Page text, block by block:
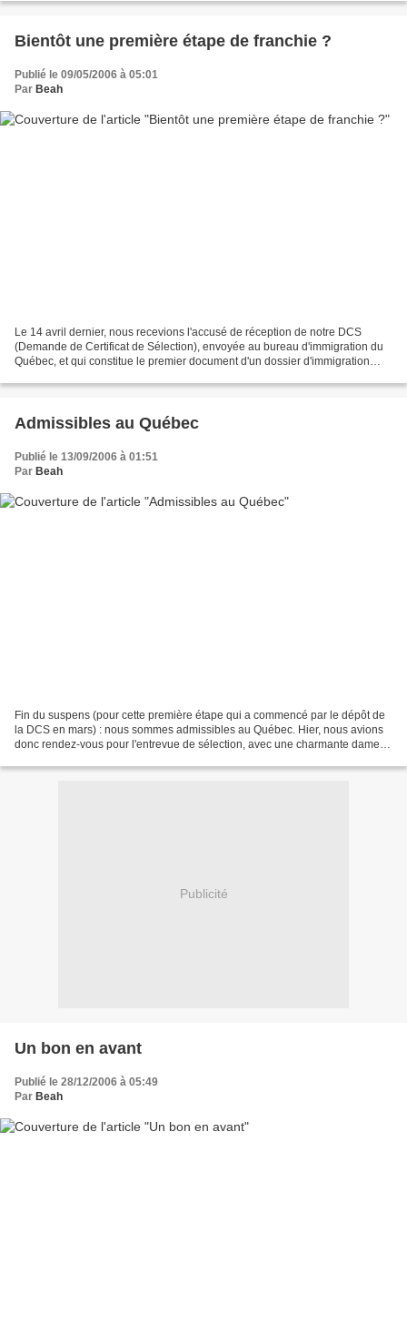
Bientôt une première étape de franchie ?
Publié le 09/05/2006 à 05:01
Par Beah
Le 14 avril dernier, nous recevions l'accusé de réception de notre DCS
(Demande de Certificat de Sélection), envoyée au bureau d'immigration du
Québec, et qui constitue le premier document d'un dossier d'immigration
Admissibles au Québec
Publié le 13/09/2006 à 01:51
Par Beah
Fin du suspens (pour cette première étape qui a commencé par le dépôt de
la DCS en mars) : nous sommes admissibles au Québec. Hier, nous avions
donc rendez-vous pour l'entrevue de sélection, avec une charmante dame à
Publicité
Un bon en avant
Publié le 28/12/2006 à 05:49
Par Beah